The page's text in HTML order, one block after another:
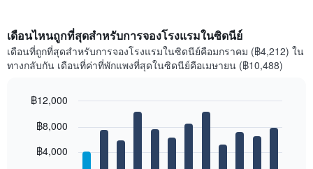
เดือนไหนถูกที่สุดสำหรับการจองโรงแรมในซิดนีย์
เดือนที่ถูกที่สุดสำหรับการจองโรงแรมในซิดนีย์คือมกราคม (฿4,212) ใน
ทางกลับกัน เดือนที่ค่าที่พักแพงที่สุดในซิดนีย์คือเมษายน (฿10,488)
chart
graphic.
฿4,000
฿8,000
฿12,000